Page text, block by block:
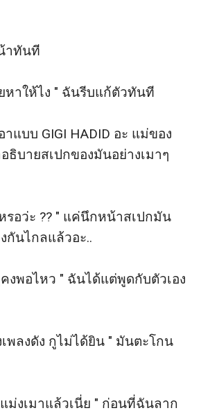
าทันที
หาให้ไง " ฉันรีบแก้ตัวทันที
าแบบ GIGI HADID อะ แม่ของ
ธิบายสเปกของมันอย่างเมาๆ
หรอว่ะ ?? " แค่นึกหน้าสเปกมัน
นไกลแล้วอะ..
งพอไหว " ฉันได้แต่พูดกับตัวเอง
เพลงดัง กูไม่ได้ยิน " มันตะโกน
ม่งเมาแล้วเนี่ย " ก่อนที่ฉันลาก